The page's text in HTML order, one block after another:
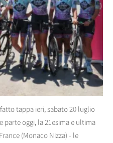
tappa ieri, sabato 20 luglio
parte oggi, la 21esima e ultima
(Monaco Nizza) - le